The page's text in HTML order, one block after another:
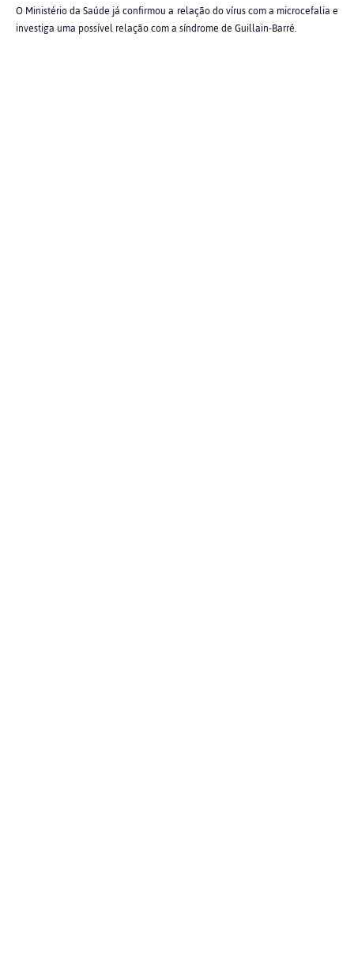
O Ministério da Saúde já confirmou a relação do vírus com a microcefalia e
investiga uma possível relação com a síndrome de Guillain-Barré.